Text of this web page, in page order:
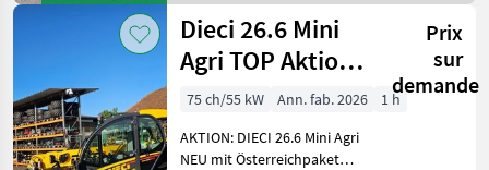
de
chantier
/ Dieci
Dieci 26.6 Mini
Agri TOP Aktion
mit
Österreichpaket
Prix
sur
demande
75 ch/55 kW Ann. fab. 2026
1 h
AKTION: DIECI 26.6 Mini Agri
NEU mit Österreichpaket